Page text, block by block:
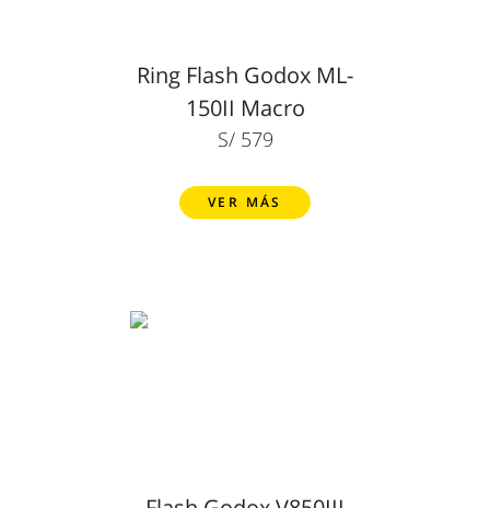
Ring Flash Godox ML-
150II Macro
S/ 579
VER MÁS